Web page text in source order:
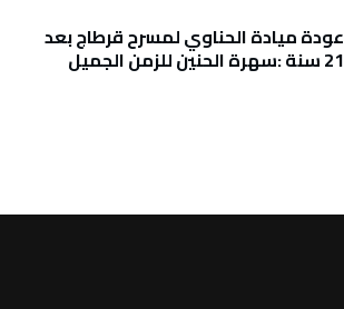
عودة ميادة الحناوي لمسرح قرطاج بعد
21 سنة :سهرة الحنين للزمن الجميل